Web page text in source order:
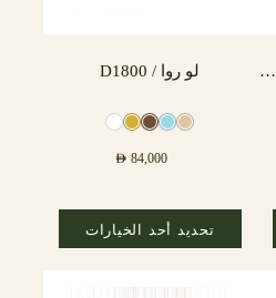
إمبراطورة / 36 (3×3 + 6×3 + 3×3) مصباح لو روا / D1800
AED 84,000
تحديد أحد الخيارات